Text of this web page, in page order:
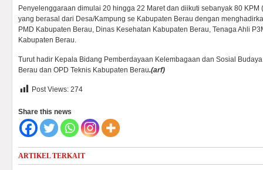
Penyelenggaraan dimulai 20 hingga 22 Maret dan diikuti sebanyak 80
yang berasal dari Desa/Kampung se Kabupaten Berau dengan
PMD Kabupaten Berau, Dinas Kesehatan Kabupaten Berau, Tenaga Ahli
Kabupaten Berau.
Turut hadir Kepala Bidang Pemberdayaan Kelembagaan dan Sosial
Berau dan OPD Teknis Kabupaten Berau.(arf)
Post Views: 274
Share this news
ARTIKEL TERKAIT